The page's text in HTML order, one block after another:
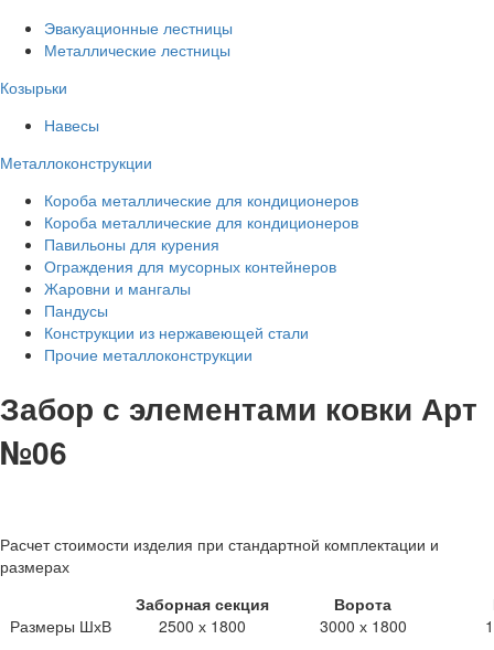
Эвакуационные лестницы
Металлические лестницы
Козырьки
Навесы
Металлоконструкции
Короба металлические для кондиционеров
Короба металлические для кондиционеров
Павильоны для курения
Ограждения для мусорных контейнеров
Жаровни и мангалы
Пандусы
Конструкции из нержавеющей стали
Прочие металлоконструкции
Забор с элементами ковки Арт
№06
Расчет стоимости изделия при стандартной комплектации и
размерах
Заборная секция
Ворота
Размеры ШхВ
2500 х 1800 3000 х 1800